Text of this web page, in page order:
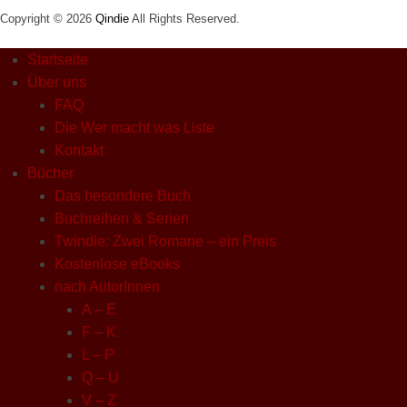
Copyright © 2026 Qindie All Rights Reserved.
Startseite
Über uns
FAQ
Die Wer macht was Liste
Kontakt
Bücher
Das besondere Buch
Buchreihen & Serien
Twindie: Zwei Romane – ein Preis
Kostenlose eBooks
nach AutorInnen
A – E
F – K
L – P
Q – U
V – Z